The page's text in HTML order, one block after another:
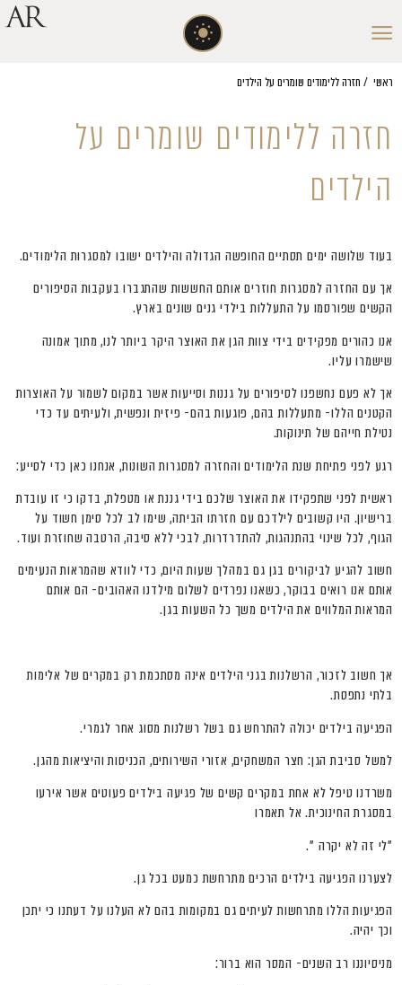
ראשי / חזרה ללימודים שומרים על הילדים
חזרה ללימודים שומרים על
הילדים
בעוד שלושה ימים תסתיים החופשה הגדולה והילדים ישובו למסגרות הלימודים.
אך עם החזרה למסגרות חוזרים אותם החששות שהתגברו בעקבות הסיפורים
הקשים שפורסמו על התעללות בילדי גנים שונים בארץ.
אנו כהורים מפקידים בידי צוות הגן את האוצר היקר ביותר לנו, מתוך אמונה
שישמרו עליו.
אך לא פעם נחשפנו לסיפורים על גננות וסייעות אשר במקום לשמור על האוצרות
הקטנים הללו- מתעללות בהם, פוגעות בהם- פיזית ונפשית, ולעיתים עד כדי
נטילת חייהם של תינוקות.
רגע לפני פתיחת שנת הלימודים והחזרה למסגרות השונות, אנחנו כאן כדי לסייע:
ראשית לפני שתפקידו את האוצר שלכם בידי גננת או מטפלת, בדקו כי זו עובדת
ברישיון. היו קשובים לילדכם עם חזרתו הביתה, שימו לב לכל סימן חשוד על
הגוף, לכל שינוי בהתנהגות, להתדרדרות, לבכי ללא סיבה, הרטבה שחוזרת ועוד.
חשוב להגיע לביקורים בגן גם במהלך שעות היום, כדי לוודא שהמראות הנעימים
אותם אנו רואים בבוקר, כשאנו נפרדים לשלום מילדנו האהובים- הם אותם
המראות המלווים את הילדים משך כל השעות בגן.
אך חשוב לזכור, הרשלנות בגני הילדים אינה מסתכמת רק במקרים של אלימות
בלתי נתפסת.
הפגיעה בילדים יכולה להתרחש גם בשל רשלנות מסוג אחר לגמרי.
למשל סביבת הגן: חצר המשחקים, אזורי השירותים, הכניסות והיציאות מהגן.
משרדנו טיפל לא אחת במקרים קשים של פגיעה בילדים פעוטים אשר אירעו
במסגרת החינוכית. אל תאמרו
"לי זה לא יקרה ".
לצערנו הפגיעה בילדים הרכים מתרחשת כמעט בכל גן.
הפגיעות הללו מתרחשות לעיתים גם במקומות בהם לא העלנו על דעתנו כי יתכן
וכך יהיה.
מניסיוננו רב השנים- המסר הוא ברור: